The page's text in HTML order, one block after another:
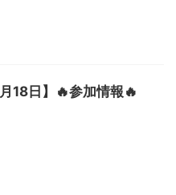
18日】🔥参加情報🔥